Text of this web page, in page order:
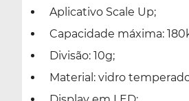
Aplicativo Scale Up;
Capacidade máxima:
Divisão: 10g;
Material: vidro